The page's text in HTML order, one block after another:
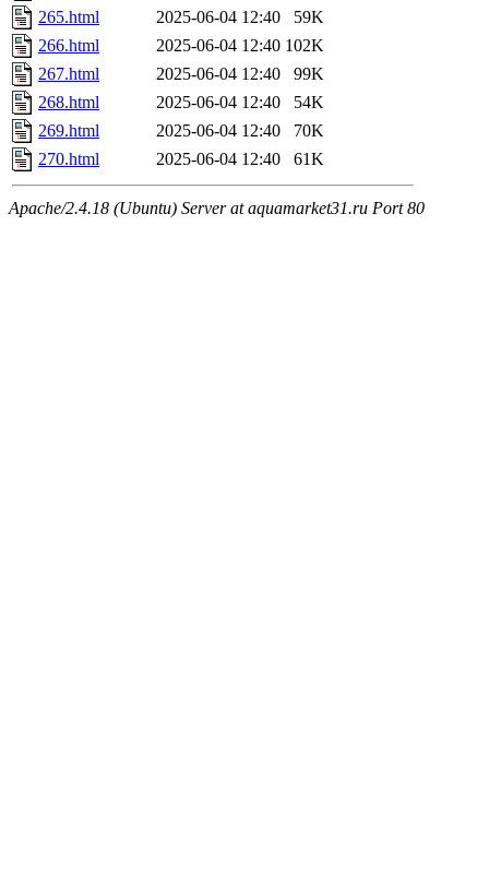
265.html
2025-06-04 12:40
59K
266.html
2025-06-04 12:40 102K
267.html
2025-06-04 12:40
99K
268.html
2025-06-04 12:40
54K
269.html
2025-06-04 12:40
70K
270.html
2025-06-04 12:40 61K
Apache/2.4.18 (Ubuntu) Server at aquamarket31.ru Port 80